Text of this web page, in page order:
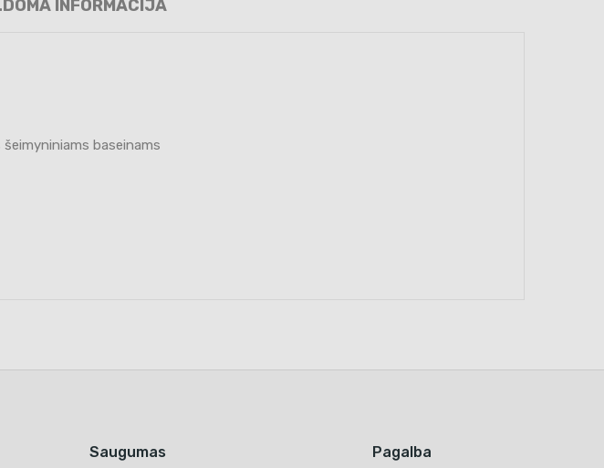
INFORMACIJA
baseinams
Saugumas Pagalba